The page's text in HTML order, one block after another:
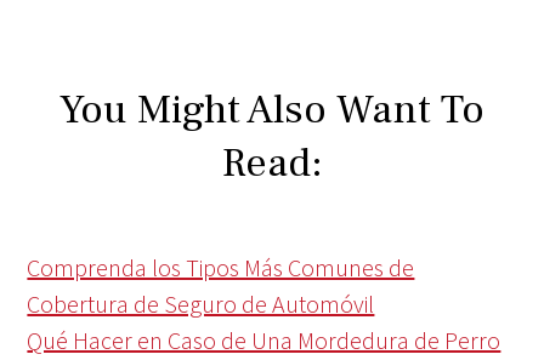
You Might Also Want To
Read:
Comprenda los Tipos Más Comunes de
Cobertura de Seguro de Automóvil
Qué Hacer en Caso de Una Mordedura de Perro